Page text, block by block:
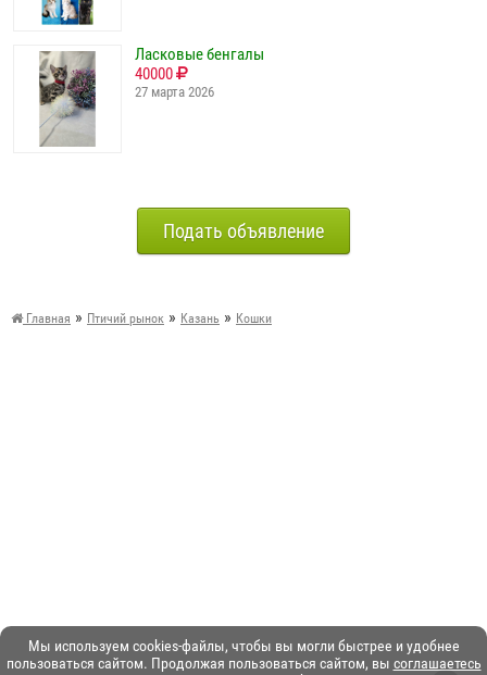
Мы используем cookies-файлы, чтобы вы могли быстрее и удобнее
пользоваться сайтом. Продолжая пользоваться сайтом, вы соглашаетесь
Ласковые бенгалы
40000
27 марта 2026
Подать объявление
Главная » Птичий рынок » Казань » Кошки